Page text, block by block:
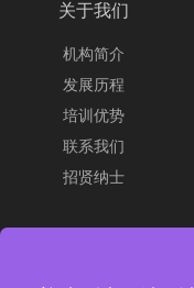
关于我们
机构简介
发展历程
培训优势
联系我们
招贤纳士